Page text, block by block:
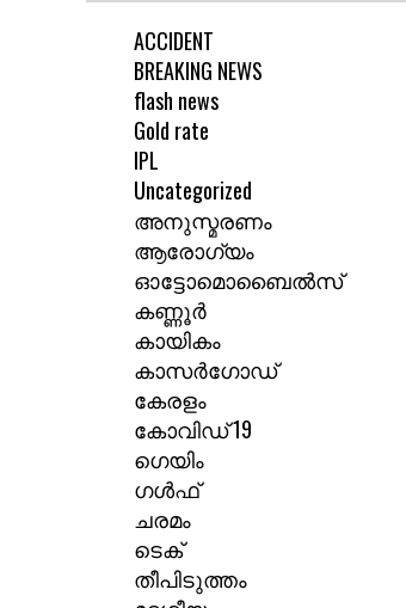
ACCIDENT
BREAKING NEWS
flash news
Gold rate
IPL
Uncategorized
അനുസ്മരണം
ആരോഗ്യം
ഓട്ടോമൊബൈൽസ്
കണ്ണൂർ
കായികം
കാസർഗോഡ്
കേരളം
കോവിഡ് 19
ഗെയിം
ഗൾഫ്
ചരമം
ടെക്
തീപിടുത്തം